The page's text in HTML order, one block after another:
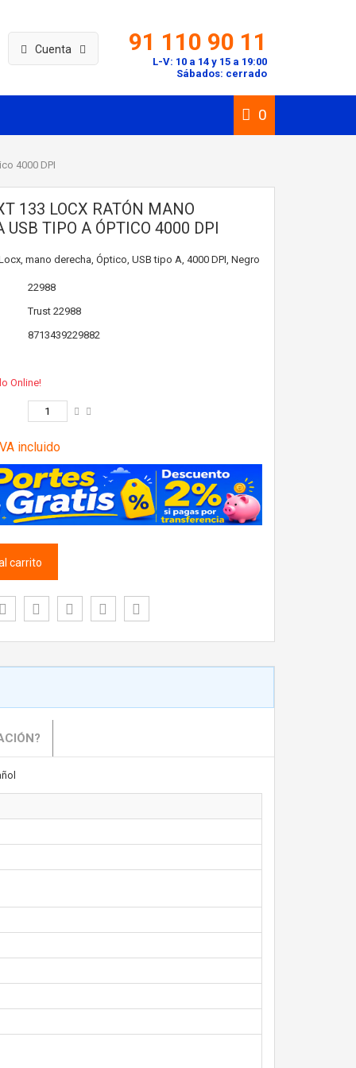
Cuenta 91 110 90 11
L-V: 10 a 14 y 15 a 19:00
Sábados: cerrado
0
4000 DPI
133 LOCX RATÓN MANO
USB TIPO A ÓPTICO 4000 DPI
mano derecha, Óptico, USB tipo A, 4000 DPI, Negro
22988
Trust 22988
8713439229882
Online!
incluido
carrito